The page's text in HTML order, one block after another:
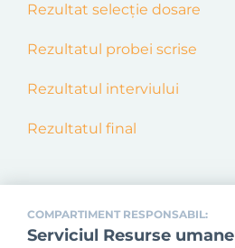
Rezultat selecție dosare
Rezultatul probei scrise
Rezultatul interviului
Rezultatul final
COMPARTIMENT RESPONSABIL:
Serviciul Resurse umane